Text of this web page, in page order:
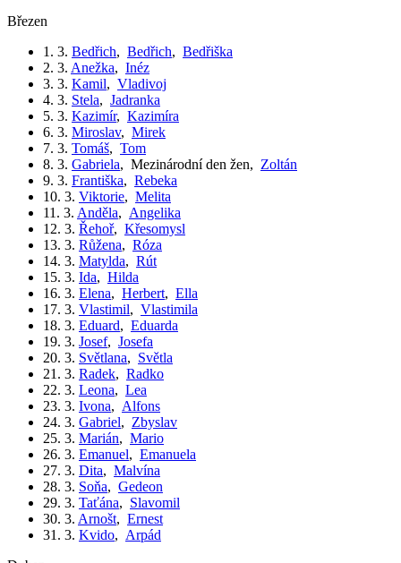
březen
1. 3. Bedřich, Bedřich, Bedřiška
2. 3. Anežka, Inéz
3. 3. Kamil, Vladivoj
4. 3. Stela, Jadranka
5. 3. Kazimír, Kazimíra
6. 3. Miroslav, Mirek
7. 3. Tomáš, Tom
8. 3. Gabriela, Mezinárodní den žen, Zoltán
9. 3. Františka, Rebeka
10. 3. Viktorie, Melita
11. 3. Anděla, Angelika
12. 3. Řehoř, Křesomysl
13. 3. Růžena, Róza
14. 3. Matylda, Rút
15. 3. Ida, Hilda
16. 3. Elena, Herbert, Ella
17. 3. Vlastimil, Vlastimila
18. 3. Eduard, Eduarda
19. 3. Josef, Josefa
20. 3. Světlana, Světla
21. 3. Radek, Radko
22. 3. Leona, Lea
23. 3. Ivona, Alfons
24. 3. Gabriel, Zbyslav
25. 3. Marián, Mario
26. 3. Emanuel, Emanuela
27. 3. Dita, Malvína
28. 3. Soňa, Gedeon
29. 3. Taťána, Slavomil
30. 3. Arnošt, Ernest
31. 3. Kvido, Arpád